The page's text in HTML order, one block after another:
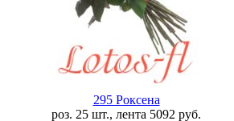
295 Роксена
роз. 25 шт., лента 5092 руб.